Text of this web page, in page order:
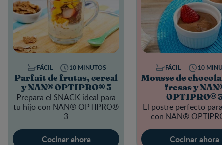
Parfait de frutas, cereal
y NAN® OPTIPRO® 3
Prepara el SNACK ideal para
tu hijo con NAN® OPTIPRO®
3
FÁCIL 10 MINUTOS
Cocinar ahora
Mousse de
fresas y
OPTIPRO®
El postre perfecto
con NAN®
FÁCIL 10
Cocinar ahora